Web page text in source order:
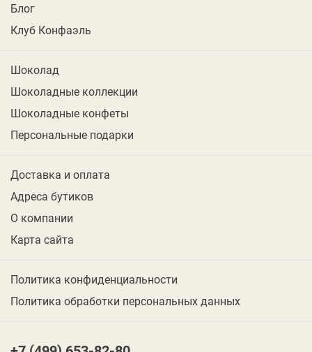
Блог
Клуб Конфаэль
Шоколад
Шоколадные коллекции
Шоколадные конфеты
Персональные подарки
Доставка и оплата
Адреса бутиков
О компании
Карта сайта
Политика конфиденциальности
Политика обработки персональных данных